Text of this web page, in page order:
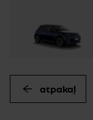
atpakaļ